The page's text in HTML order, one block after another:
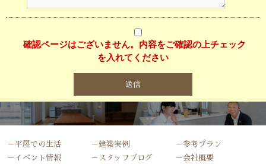
確認ページはございません。内容をご確認の上チェック
を入れてください
－平屋での生活
－イベント情報
－建築実例
－スタッフブログ
－参考プラン
－会社概要